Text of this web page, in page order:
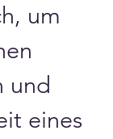
um
und
eines